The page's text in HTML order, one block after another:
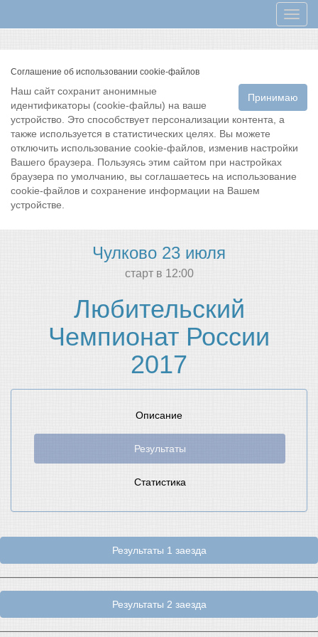
Меню
Соглашение об использовании cookie-файлов
Принимаю
Наш сайт сохранит анонимные
идентификаторы (cookie-файлы) на ваше
устройство. Это способствует персонализации контента, а
также используется в статистических целях. Вы можете
отключить использование cookie-файлов, изменив настройки
Вашего браузера. Пользуясь этим сайтом при настройках
браузера по умолчанию, вы соглашаетесь на использование
cookie-файлов и сохранение информации на Вашем
устройстве.
Чулково 23 июля
cтарт в 12:00
Любительский
Чемпионат России
2017
Описание
Результаты
Статистика
Результаты 1 заезда
Результаты 2 заезда